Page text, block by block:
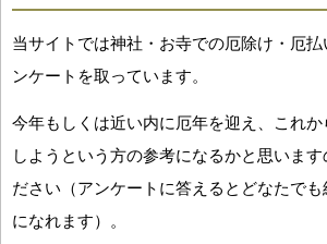
当サイトでは神社・お寺での厄除け・厄
ンケートを取っています。
今年もしくは近い内に厄年を迎え、これ
しようという方の参考になるかと思います
ださい（アンケートに答えるとどなたで
になれます）。